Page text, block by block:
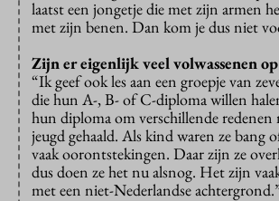
laatst een jongetje die met zijn armen
met zijn benen. Dan kom je dus niet
Zijn er eigenlijk veel volwassenen
“Ik geef ook les aan een groepje van
die hun A-, B- of C-diploma willen
hun diploma om verschillende
jeugd gehaald. Als kind waren ze bang
vaak oorontstekingen. Daar zijn ze
dus doen ze het nu alsnog. Het zijn
met een niet-Nederlandse